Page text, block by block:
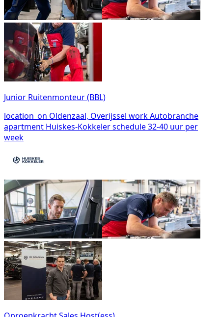
Junior Ruitenmonteur (BBL)
location_on Oldenzaal, Overijssel workAutobranche
apartment Huiskes-Kokkelerschedule32-40 uur per
week